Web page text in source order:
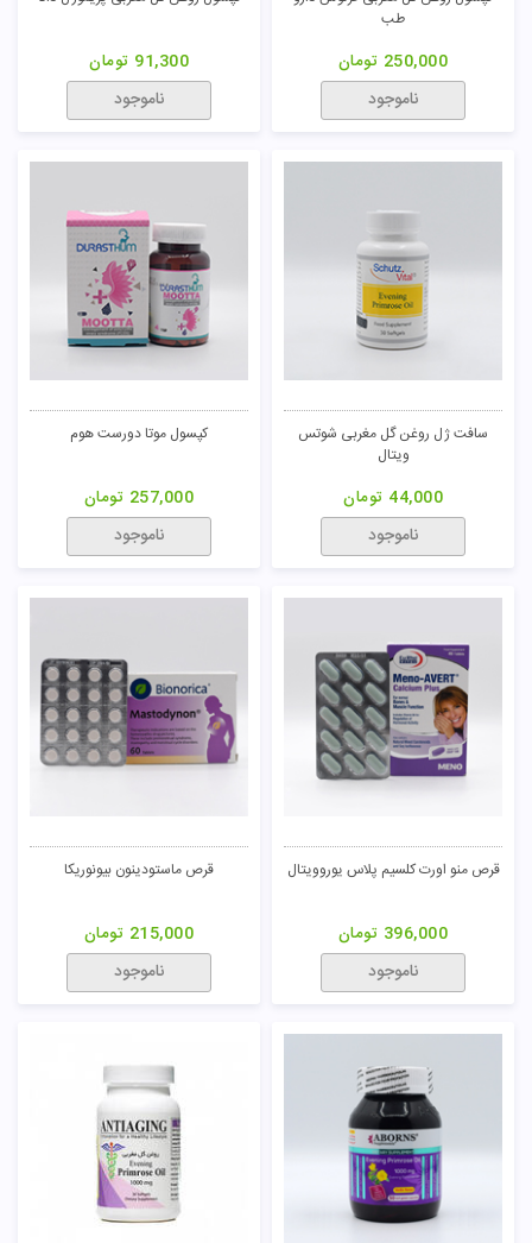
طب
250,000 تومان
ناموجود
91,300 تومان
ناموجود
سافت ژل روغن گل مغربی شوتس
ویتال
44,000 تومان
ناموجود
کپسول موتا دورست هوم
257,000 تومان
ناموجود
قرص منو اورت کلسیم پلاس یوروویتال
396,000 تومان
ناموجود
قرص ماستودینون بیونوریکا
215,000 تومان
ناموجود